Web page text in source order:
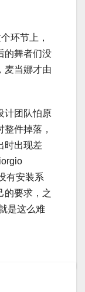
环节上，
的舞者们没
麦当娜才由
计团队怕原
件掉落，
时出现差
有安装系
的要求，之
是这么难